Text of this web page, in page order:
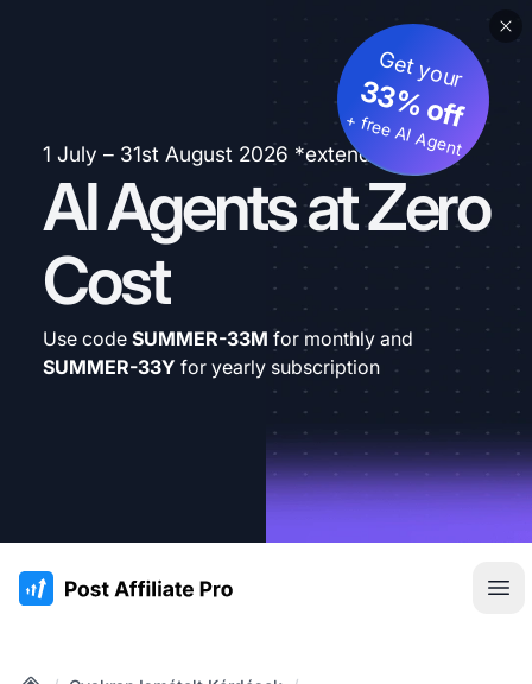
1 July – 31st August 2026 *extended
AI Agents at Zero
Cost
Get your
33% off
+ free AI Agent
Use code SUMMER-33M for monthly and
SUMMER-33Y for yearly subscription
:site.title